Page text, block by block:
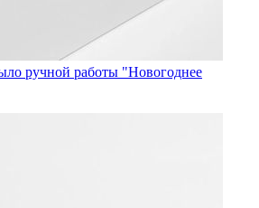
ручной работы "Новогоднее